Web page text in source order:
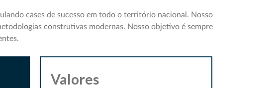
cases de sucesso em todo o território nacional. Nosso
construtivas modernas. Nosso objetivo é sempre
Valores